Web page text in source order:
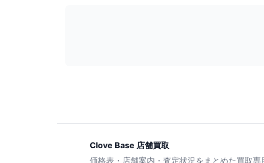
Clove Base 店舗買取
価格表・店舗案内・査定状況をまとめた買取専